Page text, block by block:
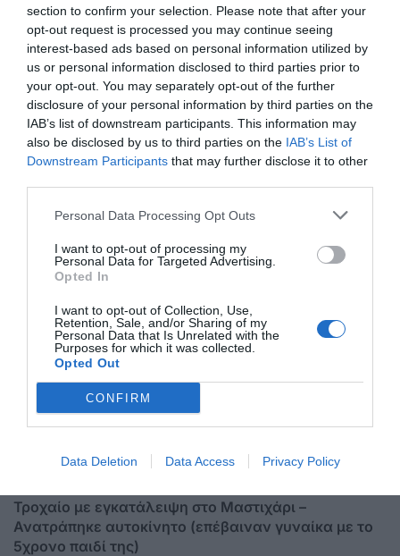
section to confirm your selection. Please note that after your
opt-out request is processed you may continue seeing
interest-based ads based on personal information utilized by
us or personal information disclosed to third parties prior to
your opt-out. You may separately opt-out of the further
disclosure of your personal information by third parties on the
IAB’s list of downstream participants. This information may
also be disclosed by us to third parties on the IAB’s List of
Downstream Participants that may further disclose it to other
Personal Data Processing Opt Outs
I want to opt-out of processing my
Personal Data for Targeted Advertising.
Opted In
I want to opt-out of Collection, Use,
Retention, Sale, and/or Sharing of my
Personal Data that Is Unrelated with the
Purposes for which it was collected.
Opted Out
CONFIRM
Data Deletion Data Access Privacy Policy
Αποστολή
Τροχαίο με εγκατάλειψη στο Μαστιχάρι –
Ανατράπηκε αυτοκίνητο (επέβαιναν γυναίκα με το
5χρονο παιδί της)